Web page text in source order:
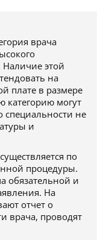
врача
Наличие этой
на
плате в размере
категорию могут
не
и
по
процедуры.
обязательной и
На
отчет о
врача, проводят